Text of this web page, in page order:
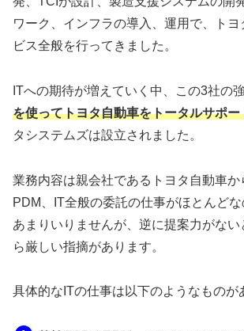
ワーク、インフラの導入、運用で、ト
ビス全般を行ってきました。
ITへの期待が増えていく中、この3社の
を使ってトヨタ自動車をトータルサポー
タシステムズは設立されました。
業務内容は親会社であるトヨタ自動車
PDM、IT全般の委託の仕事がほとんど
あまりいりませんが、逆に提案力がな
ら厳しい指摘があります。
具体的なITの仕事は以下のようなものが